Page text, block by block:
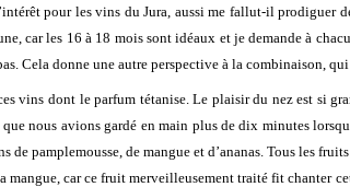
pour les vins du Jura, aussi me fallut-il prodiguer
car les 16 à 18 mois sont idéaux et je demande à
Cela donne une autre perspective à la combinaison,
vins dont le parfum tétanise. Le plaisir du nez est si
nous avions gardé en main plus de dix minutes
pamplemousse, de mangue et d’ananas. Tous les
car ce fruit merveilleusement traité fit chanter